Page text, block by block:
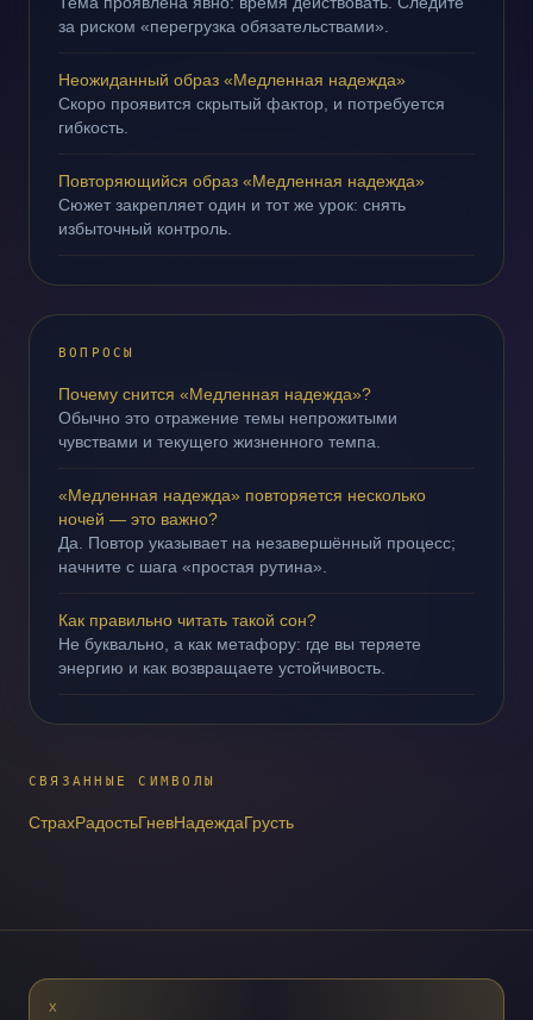
за риском «перегрузка обязательствами».
Неожиданный образ «Медленная надежда»
Скоро проявится скрытый фактор, и потребуется
гибкость.
Повторяющийся образ «Медленная надежда»
Сюжет закрепляет один и тот же урок: снять
избыточный контроль.
ВОПРОСЫ
Почему снится «Медленная надежда»?
Обычно это отражение темы непрожитыми
чувствами и текущего жизненного темпа.
«Медленная надежда» повторяется несколько
ночей — это важно?
Да. Повтор указывает на незавершённый процесс;
начните с шага «простая рутина».
Как правильно читать такой сон?
Не буквально, а как метафору: где вы теряете
энергию и как возвращаете устойчивость.
СВЯЗАННЫЕ СИМВОЛЫ
СтрахРадостьГневНадеждаГрусть
X